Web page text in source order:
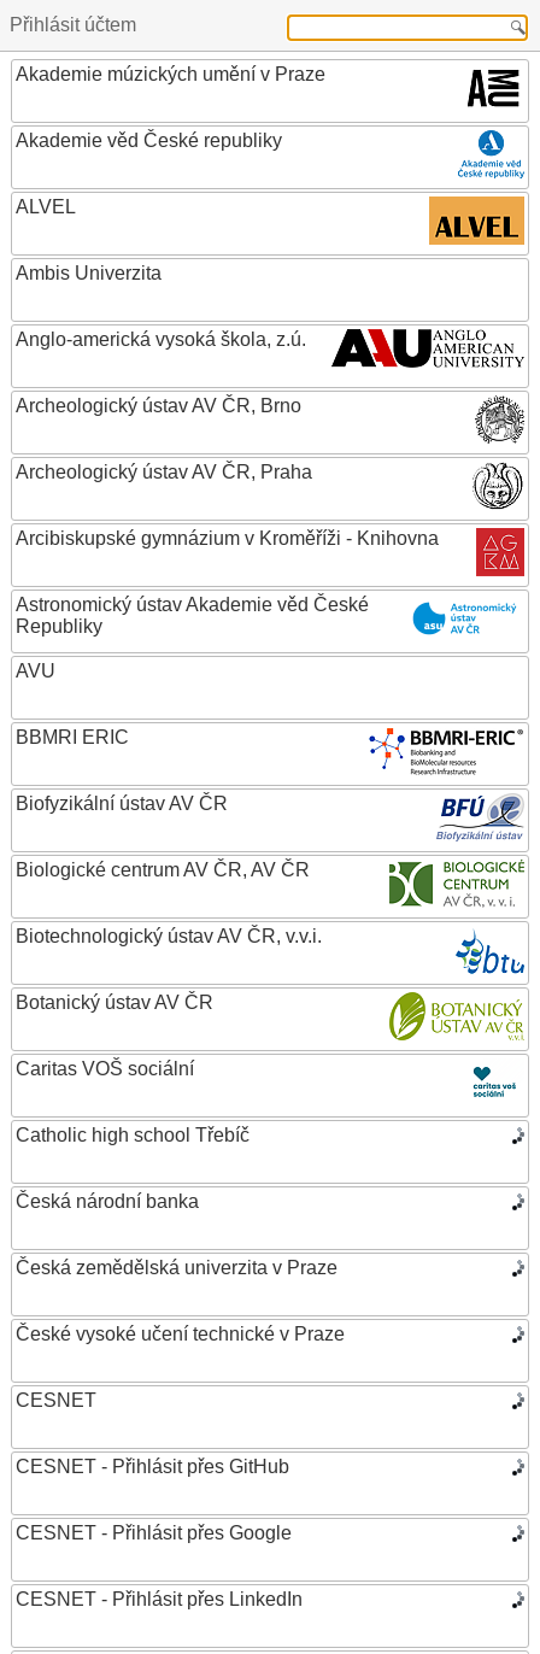
Přihlásit účtem
Akademie múzických umění v Praze
Akademie věd České republiky
ALVEL
Ambis Univerzita
Anglo-americká vysoká škola, z.ú.
Archeologický ústav AV ČR, Brno
Archeologický ústav AV ČR, Praha
Arcibiskupské gymnázium v Kroměříži - Knihovna
Astronomický ústav Akademie věd České
Republiky
AVU
BBMRI ERIC
Biofyzikální ústav AV ČR
Biologické centrum AV ČR, AV ČR
Biotechnologický ústav AV ČR, v.v.i.
Botanický ústav AV ČR
Caritas VOŠ sociální
Catholic high school Třebíč
Česká národní banka
Česká zemědělská univerzita v Praze
České vysoké učení technické v Praze
CESNET
CESNET - Přihlásit přes GitHub
CESNET - Přihlásit přes Google
CESNET - Přihlásit přes LinkedIn